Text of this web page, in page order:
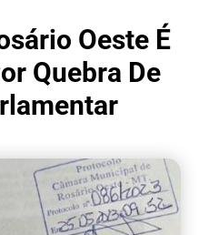
Oeste É
Quebra De